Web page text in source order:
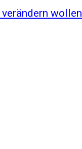
wollen